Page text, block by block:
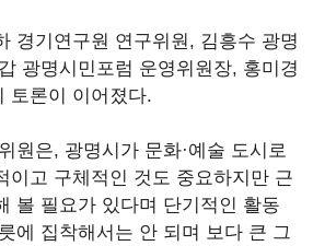
경기연구원 연구위원, 김흥수 광명
광명시민포럼 운영위원장, 홍미경
토론이 이어졌다.
원은, 광명시가 문화·예술 도시로
이고 구체적인 것도 중요하지만 근
볼 필요가 있다며 단기적인 활동
에 집착해서는 안 되며 보다 큰 그